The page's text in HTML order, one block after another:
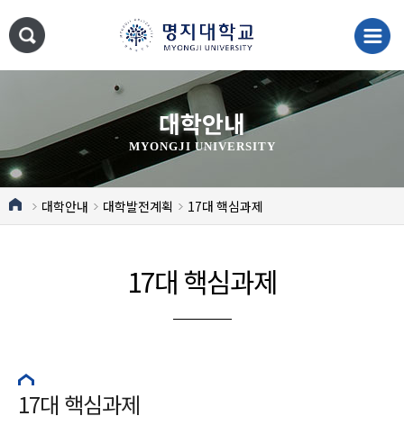
대학안내
MYONGJI UNIVERSITY
대학안내 대학발전계획 17대 핵심과제
17대 핵심과제
17대 핵심과제